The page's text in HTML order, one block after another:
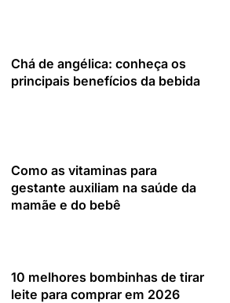
Chá de angélica: conheça os
principais benefícios da bebida
Como as vitaminas para
gestante auxiliam na saúde da
mamãe e do bebê
10 melhores bombinhas de tirar
leite para comprar em 2026